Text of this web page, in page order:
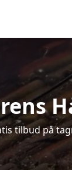
tilbud på